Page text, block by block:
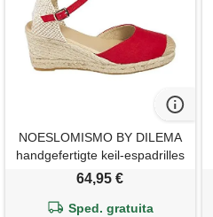
NOESLOMISMO BY DILEMA
handgefertigte keil-espadrilles
damen 7 cm keilabsatz- made
64,95 €
Sped. gratuita